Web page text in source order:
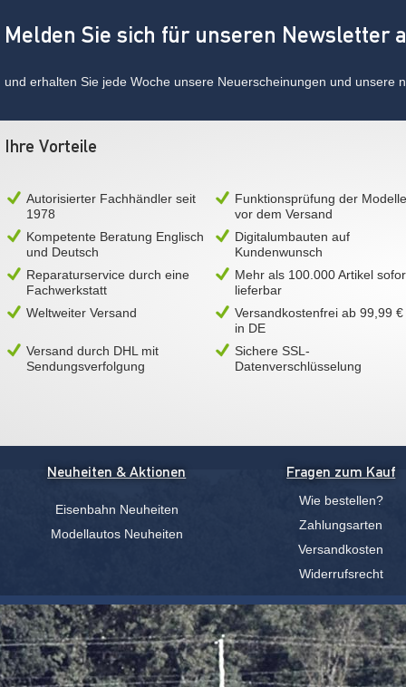
Melden Sie sich für unseren Newsletter
und erhalten Sie jede Woche unsere Neuerscheinungen und unsere
Ihre Vorteile
Autorisierter Fachhändler seit
1978
Funktionsprüfung der Modelle
vor dem Versand
Kompetente Beratung Englisch
und Deutsch
Digitalumbauten auf
Kundenwunsch
Reparaturservice durch eine
Fachwerkstatt
Mehr als 100.000 Artikel
lieferbar
Weltweiter Versand
Versandkostenfrei ab 99,99 €
in DE
Versand durch DHL mit
Sendungsverfolgung
Sichere SSL-
Datenverschlüsselung
Neuheiten & Aktionen
Eisenbahn Neuheiten
Modellautos Neuheiten
Fragen zum Kauf
Wie bestellen?
Zahlungsarten
Versandkosten
Widerrufsrecht